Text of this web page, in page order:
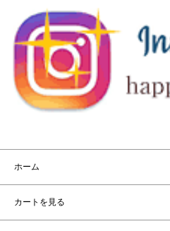
ホーム
カートを見る